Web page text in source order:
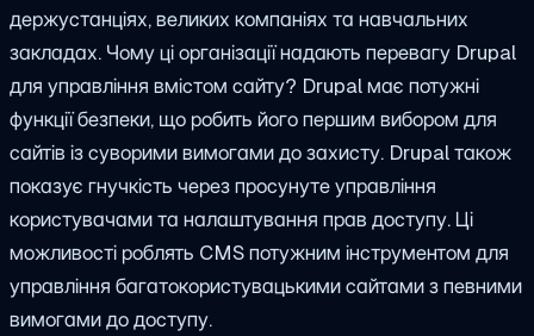
держустанціях, великих компаніях та навчальних
закладах. Чому ці організації надають перевагу Drupal
для управління вмістом сайту? Drupal має потужні
функції безпеки, що робить його першим вибором для
сайтів із суворими вимогами до захисту. Drupal також
показує гнучкість через просунуте управління
користувачами та налаштування прав доступу. Ці
можливості роблять CMS потужним інструментом для
управління багатокористувацькими сайтами з певними
вимогами до доступу.